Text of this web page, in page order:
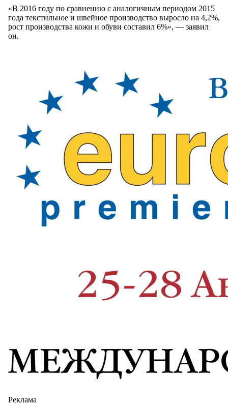
«В 2016 году по сравнению с аналогичным периодом 2015
года текстильное и швейное производство выросло на 4,2%,
рост производства кожи и обуви составил 6%», — заявил
он.
Реклама